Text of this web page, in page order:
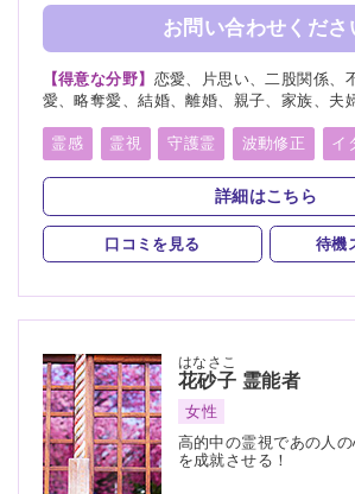
お問い合わせくださ
【得意な分野】 恋愛、片思い、二股関係、
愛、略奪愛、結婚、離婚、親子、家族、夫
霊感
霊視 守護霊 波動修正 イ
詳細はこちら
口コミを見る 待機
花砂子
はなさこ
霊能者
女性
高的中の霊視であの人
を成就させる！